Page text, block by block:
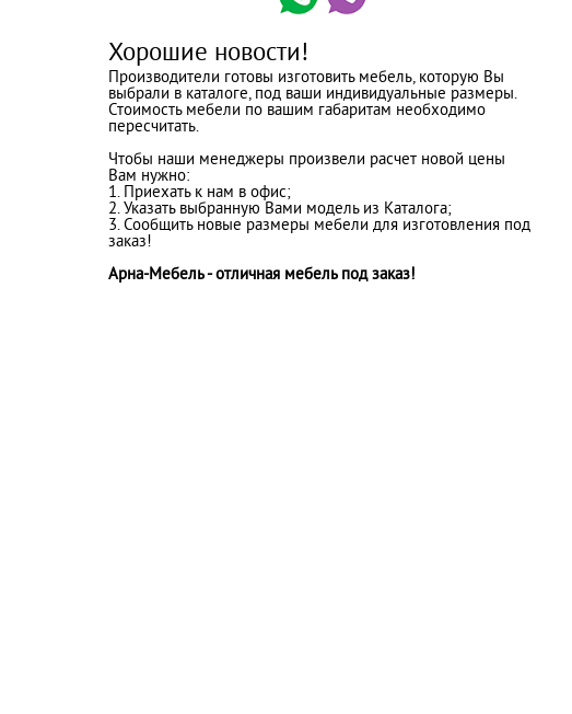
Хорошие новости!
Производители готовы изготовить мебель, которую Вы
выбрали в каталоге, под ваши индивидуальные размеры.
Стоимость мебели по вашим габаритам необходимо
пересчитать.
Чтобы наши менеджеры произвели расчет новой цены
Вам нужно:
1. Приехать к нам в офис;
2. Указать выбранную Вами модель из Каталога;
3. Сообщить новые размеры мебели для изготовления под
заказ!
Арна-Мебель - отличная мебель под заказ!